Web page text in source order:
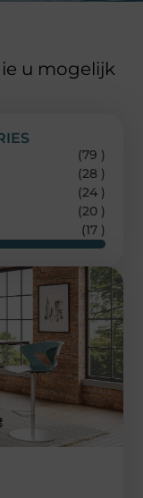
u mogelijk
(79 )
(28 )
(24 )
(20 )
(17 )